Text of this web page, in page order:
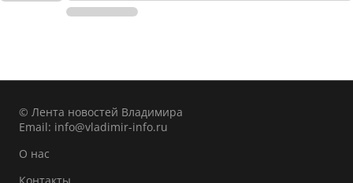
© Лента новостей Владимира
Email: info@vladimir-info.ru
О нас